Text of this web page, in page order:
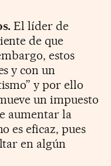
El líder de
de que
estos
y con un
y por ello
un impuesto
aumentar la
es eficaz, pues
en algún